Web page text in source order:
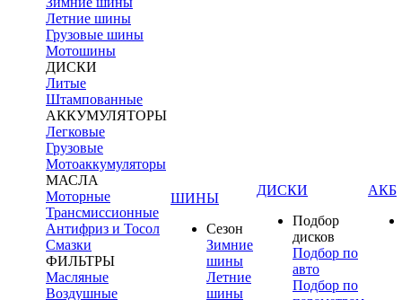
Летние шины
Грузовые шины
Мотошины
ДИСКИ
Литые
Штампованные
АККУМУЛЯТОРЫ
Легковые
Грузовые
Мотоаккумуляторы
МАСЛА
Моторные
Трансмиссионные
Антифриз и Тосол
Смазки
ФИЛЬТРЫ
Масляные
Воздушные
ШИНЫ
Сезон
Зимние
шины
Летние
шины
ДИСКИ
Подбор
дисков
Подбор по
авто
Подбор по
АКБ